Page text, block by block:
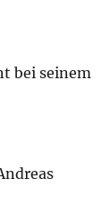
bei seinem